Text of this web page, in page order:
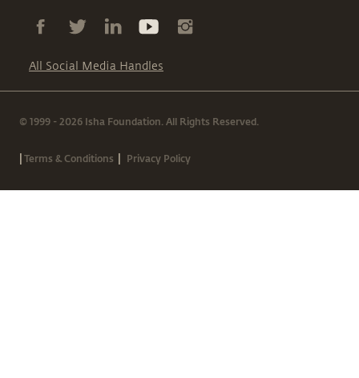
All Social Media Handles
© 1999 - 2026 Isha Foundation. All Rights Reserved.
|Terms & Conditions | Privacy Policy